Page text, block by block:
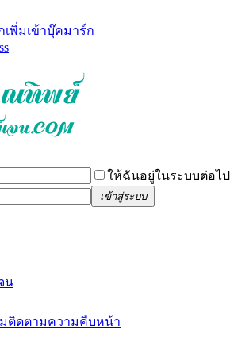
เพิ่มเข้าบุ๊คมาร์ก
ให้ฉันอยู่ในระบบต่อไป
เข้าสู่ระบบ
น
ติดตามความคืบหน้า